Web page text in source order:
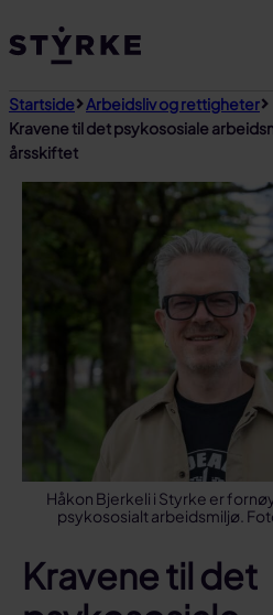
til
Startside Arbeidsliv og rettigheter
Kravene til det psykososiale
årsskiftet
Håkon Bjerkeli i Styrke er
psykososialt arbeidsmiljø.
Kravene til det